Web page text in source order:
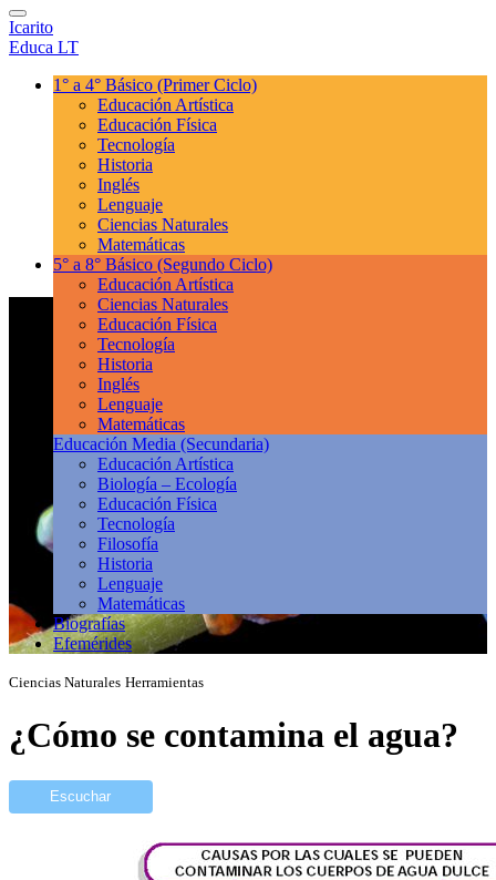
Icarito
Educa LT
1° a 4° Básico (Primer Ciclo)
Educación Artística
Educación Física
Tecnología
Historia
Inglés
Lenguaje
Ciencias Naturales
Matemáticas
5° a 8° Básico (Segundo Ciclo)
Educación Artística
Ciencias Naturales
Educación Física
Tecnología
Historia
Inglés
Lenguaje
Matemáticas
Educación Media (Secundaria)
Educación Artística
Biología – Ecología
Educación Física
Tecnología
Filosofía
Historia
Lenguaje
Matemáticas
Biografías
Efemérides
Ciencias Naturales Herramientas
¿Cómo se contamina el agua?
Escuchar